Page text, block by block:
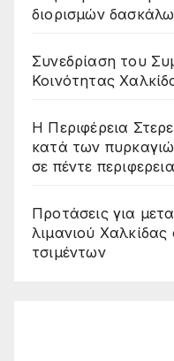
διορισμών
Συνεδρίαση του
Κοινότητας
Η Περιφέρεια
κατά των
σε πέντε
Προτάσεις για
λιμανιού
τσιμέντων